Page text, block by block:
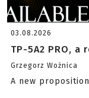
03.08.2026
TP-5A2 PRO, a
Grzegorz Woźnica
A new